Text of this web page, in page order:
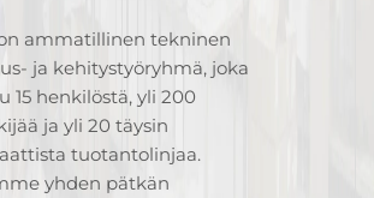
ammatillinen tekninen
ja kehitystyöryhmä, joka
15 henkilöstä, yli 200
ja yli 20 täysin
tuotantolinjaa.
yhden pätkän